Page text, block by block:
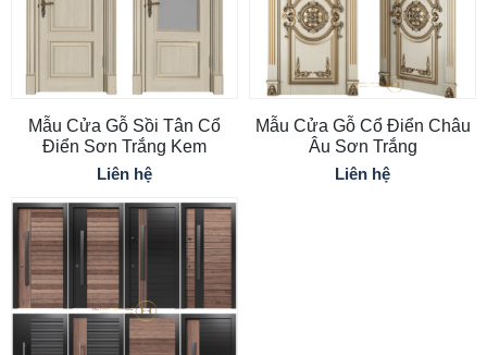
Mẫu Cửa Gỗ Sồi Tân Cổ
Điển Sơn Trắng Kem
Liên hệ
Mẫu Cửa Gỗ Cổ Điển Châu
Âu Sơn Trắng
Liên hệ